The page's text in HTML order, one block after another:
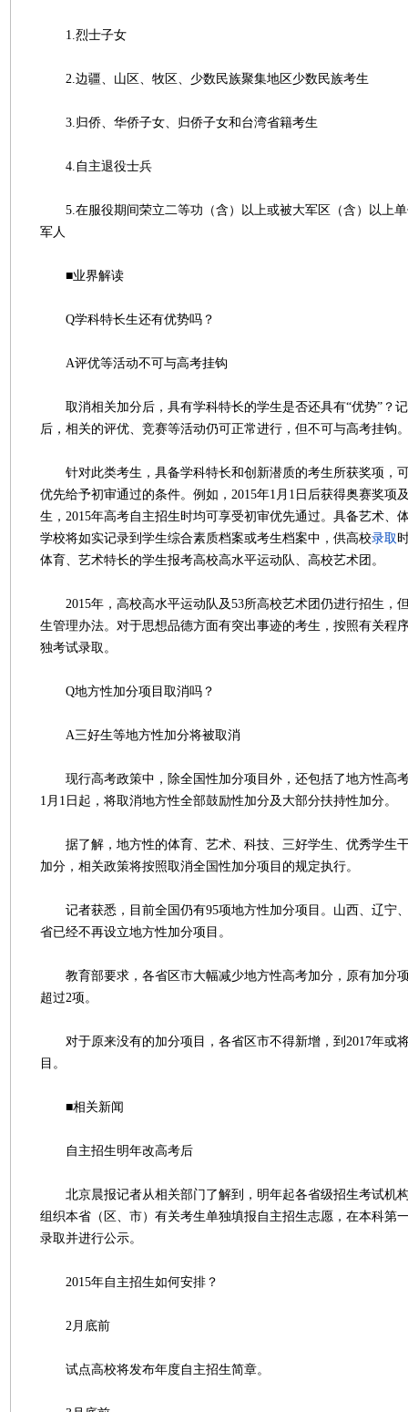
1.烈士子女
2.边疆、山区、牧区、少数民族聚集地区少数民族考生
3.归侨、华侨子女、归侨子女和台湾省籍考生
4.自主退役士兵
5.在服役期间荣立二等功（含）以上或被大军区（含）以上单
军人
■业界解读
Q学科特长生还有优势吗？
A评优等活动不可与高考挂钩
取消相关加分后，具有学科特长的学生是否还具有“优势”？
后，相关的评优、竞赛等活动仍可正常进行，但不可与高考挂钩
针对此类考生，具备学科特长和创新潜质的考生所获奖项，
优先给予初审通过的条件。例如，2015年1月1日后获得奥赛奖项
生，2015年高考自主招生时均可享受初审优先通过。具备艺术、
学校将如实记录到学生综合素质档案或考生档案中，供高校录取
体育、艺术特长的学生报考高校高水平运动队、高校艺术团。
2015年，高校高水平运动队及53所高校艺术团仍进行招生，
生管理办法。对于思想品德方面有突出事迹的考生，按照有关程
独考试录取。
Q地方性加分项目取消吗？
A三好生等地方性加分将被取消
现行高考政策中，除全国性加分项目外，还包括了地方性高考
1月1日起，将取消地方性全部鼓励性加分及大部分扶持性加分。
据了解，地方性的体育、艺术、科技、三好学生、优秀学生
加分，相关政策将按照取消全国性加分项目的规定执行。
记者获悉，目前全国仍有95项地方性加分项目。山西、辽宁
省已经不再设立地方性加分项目。
教育部要求，各省区市大幅减少地方性高考加分，原有加分
超过2项。
对于原来没有的加分项目，各省区市不得新增，到2017年或
目。
■相关新闻
自主招生明年改高考后
北京晨报记者从相关部门了解到，明年起各省级招生考试机
组织本省（区、市）有关考生单独填报自主招生志愿，在本科第
录取并进行公示。
2015年自主招生如何安排？
2月底前
试点高校将发布年度自主招生简章。